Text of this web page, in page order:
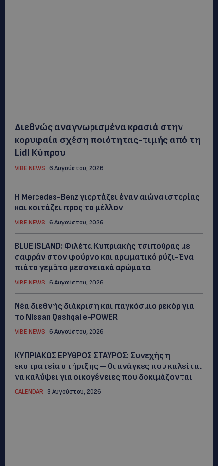
Διεθνώς αναγνωρισμένα κρασιά στην
κορυφαία σχέση ποιότητας-τιμής από τη
Lidl Κύπρου
VIBE NEWS 6 Αυγούστου, 2026
Η Mercedes-Benz γιορτάζει έναν αιώνα ιστορίας
και κοιτάζει προς το μέλλον
VIBE NEWS 6 Αυγούστου, 2026
BLUE ISLAND: Φιλέτα Κυπριακής τσιπούρας με
σαφράν στον φούρνο και αρωματικό ρύζι-Ένα
πιάτο γεμάτο μεσογειακά αρώματα
VIBE NEWS 6 Αυγούστου, 2026
Νέα διεθνής διάκριση και παγκόσμιο ρεκόρ για
το Nissan Qashqai e-POWER
VIBE NEWS 6 Αυγούστου, 2026
ΚΥΠΡΙΑΚΟΣ ΕΡΥΘΡΟΣ ΣΤΑΥΡΟΣ: Συνεχής η
εκστρατεία στήριξης – Οι ανάγκες που καλείται
να καλύψει για οικογένειες που δοκιμάζονται
CALENDAR 3 Αυγούστου, 2026